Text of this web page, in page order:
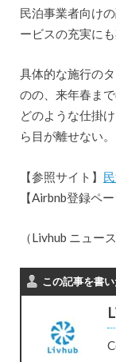
民泊事業者向け
ービスの充実にも
具体的な施行の
のの、来年春ま
どのような仕掛
ら目が離せない。
【参照サイト】
【Airbnb登録ペー
（Livhub ニュー
この記事を書い